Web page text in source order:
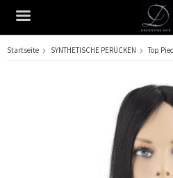
Das Produkt wurde in Ihren
Startseite SYNTHETISCHE PERÜCKEN Top